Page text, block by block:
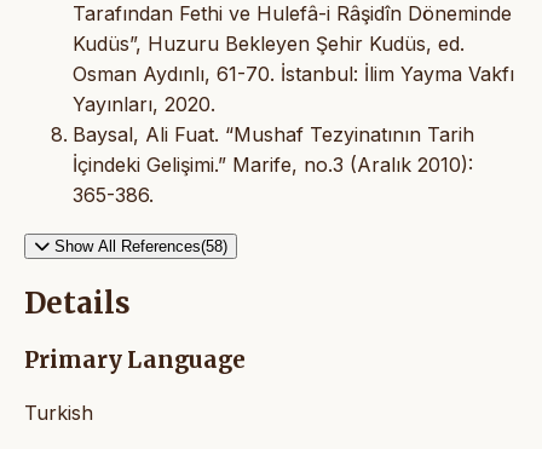
Tarafından Fethi ve Hulefâ-i Râşidîn Döneminde
Kudüs”, Huzuru Bekleyen Şehir Kudüs, ed.
Osman Aydınlı, 61-70. İstanbul: İlim Yayma Vakfı
Yayınları, 2020.
Baysal, Ali Fuat. “Mushaf Tezyinatının Tarih
İçindeki Gelişimi.” Marife, no.3 (Aralık 2010):
365-386.
Show All References(58)
Details
Primary Language
Turkish